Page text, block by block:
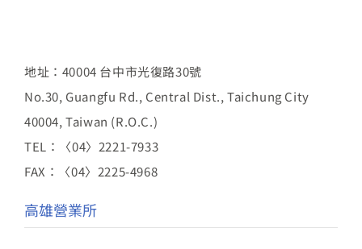
地址：40004 台中市光復路30號
No.30, Guangfu Rd., Central Dist., Taichung City
40004, Taiwan (R.O.C.)
TEL：〈04〉2221-7933
FAX：〈04〉2225-4968
高雄營業所